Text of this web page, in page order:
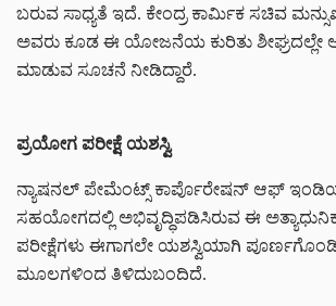
ಬರುವ ಸಾಧ್ಯತೆ ಇದೆ. ಕೇಂದ್ರ ಕಾರ್ಮಿಕ ಸಚಿವ
ಅವರು ಕೂಡ ಈ ಯೋಜನೆಯ ಕುರಿತು ಶೀಘ್ರದಲ್ಲೇ
ಮಾಡುವ ಸೂಚನೆ ನೀಡಿದ್ದಾರೆ.
ಪ್ರಯೋಗ ಪರೀಕ್ಷೆ ಯಶಸ್ವಿ
ನ್ಯಾಷನಲ್ ಪೇಮೆಂಟ್ಸ್ ಕಾರ್ಪೊರೇಷನ್ ಆಫ್
ಸಹಯೋಗದಲ್ಲಿ ಅಭಿವೃದ್ಧಿಪಡಿಸಿರುವ ಈ
ಪರೀಕ್ಷೆಗಳು ಈಗಾಗಲೇ ಯಶಸ್ವಿಯಾಗಿ
ಮೂಲಗಳಿಂದ ತಿಳಿದುಬಂದಿದೆ.